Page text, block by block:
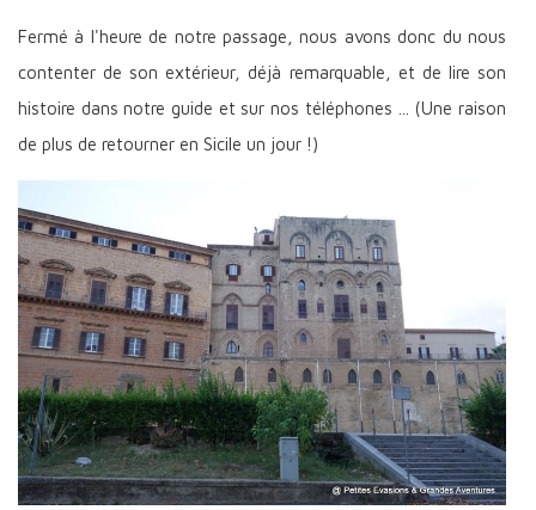
Fermé à l'heure de notre passage, nous avons donc du nous
contenter de son extérieur, déjà remarquable, et de lire son
histoire dans notre guide et sur nos téléphones ... (Une raison
de plus de retourner en Sicile un jour !)